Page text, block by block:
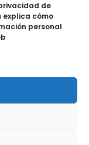
de
explica cómo
personal
de